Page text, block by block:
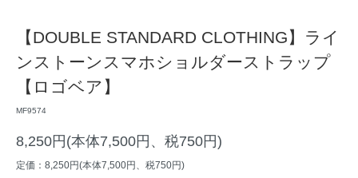
【DOUBLE STANDARD CLOTHING】ライ
ンストーンスマホショルダーストラップ
【ロゴベア】
MF9574
8,250円(本体7,500円、税750円)
定価：8,250円(本体7,500円、税750円)